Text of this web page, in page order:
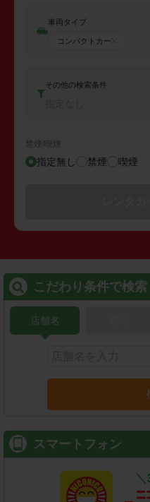
車両タイプ
コンパクトカー
その他の検索条件
禁煙/喫煙
指定無し 禁煙 喫煙
こだわり条件で検索
店舗名
スマートフォン